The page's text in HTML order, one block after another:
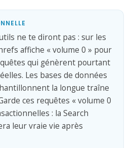
ne te diront pas : sur les
affiche « volume 0 » pour
qui génèrent pourtant
Les bases de données
la longue traîne
ces requêtes « volume 0
: la Search
leur vraie vie après